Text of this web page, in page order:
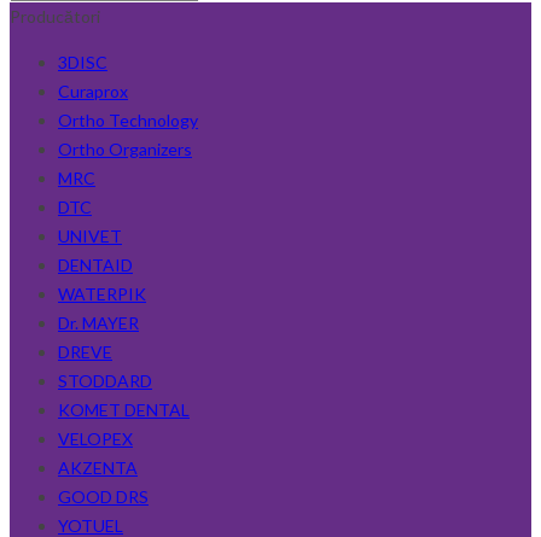
Producători
3DISC
Curaprox
Ortho Technology
Ortho Organizers
MRC
DTC
UNIVET
DENTAID
WATERPIK
Dr. MAYER
DREVE
STODDARD
KOMET DENTAL
VELOPEX
AKZENTA
GOOD DRS
YOTUEL